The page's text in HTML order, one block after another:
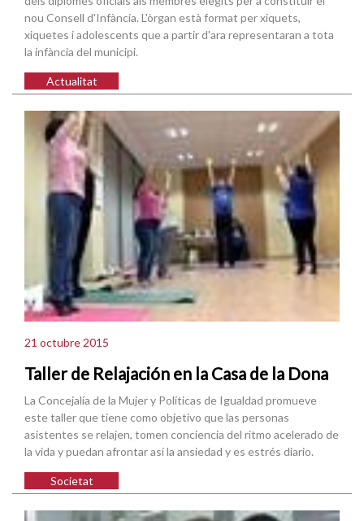
nou Consell d'Infància. L'òrgan està format per xiquets,
xiquetes i adolescents que a partir d'ara representaran a tota
la infància del municipi.
Actualitat
21 octubre 2015
Taller de Relajación en la Casa de la Dona
La Concejalía de la Mujer y Políticas de Igualdad promueve
este taller que tiene como objetivo que las personas
asistentes se relajen, tomen conciencia del ritmo acelerado de
la vida y puedan afrontar así la ansiedad y es estrés diario.
Societat